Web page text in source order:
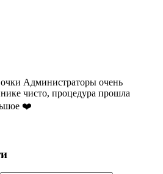
Администраторы очень
чисто, процедура прошла
❤️